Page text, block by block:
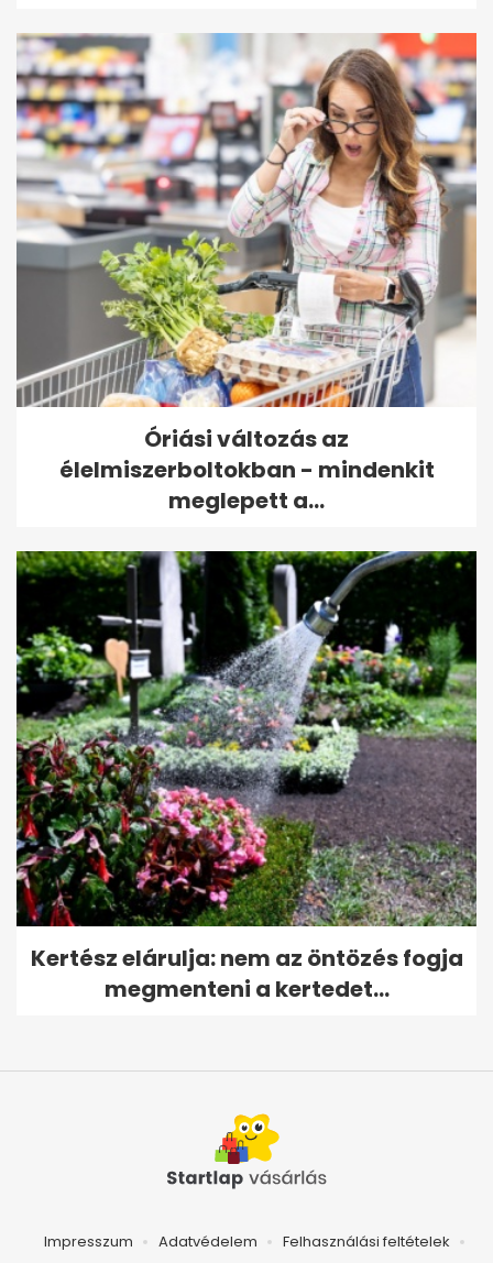
Óriási változás az
élelmiszerboltokban - mindenkit
meglepett a...
Kertész elárulja: nem az öntözés fogja
megmenteni a kertedet...
Impresszum Adatvédelem Felhasználási feltételek